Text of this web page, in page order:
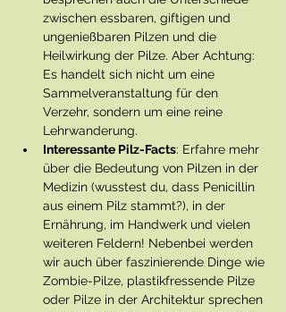
zwischen essbaren, giftigen und
ungenießbaren Pilzen und die
Heilwirkung der Pilze. Aber Achtung:
Es handelt sich nicht um eine
Sammelveranstaltung für den
Verzehr, sondern um eine reine
Lehrwanderung.
Interessante Pilz-Facts: Erfahre mehr
über die Bedeutung von Pilzen in der
Medizin (wusstest du, dass Penicillin
aus einem Pilz stammt?), in der
Ernährung, im Handwerk und vielen
weiteren Feldern! Nebenbei werden
wir auch über faszinierende Dinge wie
Zombie-Pilze, plastikfressende Pilze
oder Pilze in der Architektur sprechen